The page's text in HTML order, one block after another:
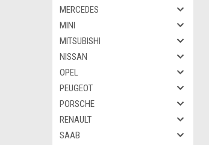
MERCEDES
MINI
MITSUBISHI
NISSAN
OPEL
PEUGEOT
PORSCHE
RENAULT
SAAB